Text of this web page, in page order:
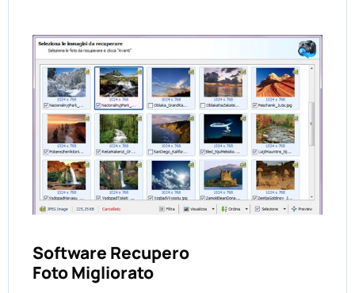
Software Recupero
Foto Migliorato